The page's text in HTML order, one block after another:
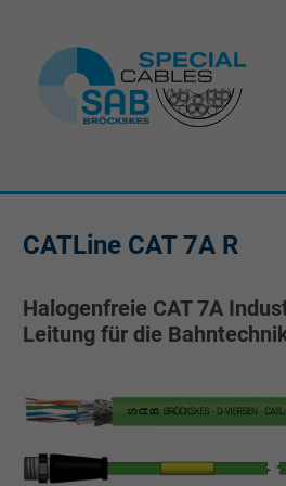
CATLine CAT 7A R
Halogenfreie CAT 7A
Leitung für die